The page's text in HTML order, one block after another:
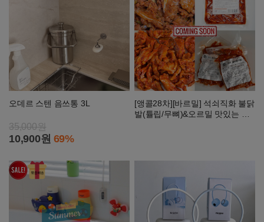
오데르 스텐 음쓰통 3L
35,000원
10,900원 69%
[앵콜28차][바르밀] 석쇠직화 불닭
발(튤립/무뼈)&오르밀 맛있는 양